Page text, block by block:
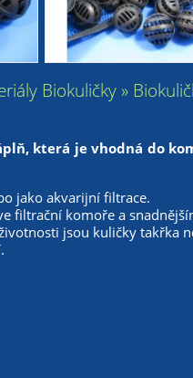
Biokuličky »
která je vhodná do
jako akvarijní filtrace.
filtrační komoře a
jsou kuličky takřka